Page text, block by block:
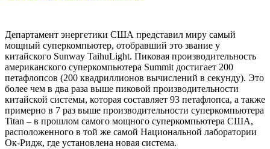
Департамент энергетики США представил миру самый
мощный суперкомпьютер, отобравший это звание у
китайского Sunway TaihuLight. Пиковая производительность
американского суперкомпьютера Summit достигает 200
петафлопсов (200 квадриллионов вычислений в секунду). Это
более чем в два раза выше пиковой производительности
китайской системы, которая составляет 93 петафлопса, а также
примерно в 7 раз выше производительности суперкомпьютера
Titan – в прошлом самого мощного суперкомпьютера США,
расположенного в той же самой Национальной лаборатории
Ок-Ридж, где установлена новая система.